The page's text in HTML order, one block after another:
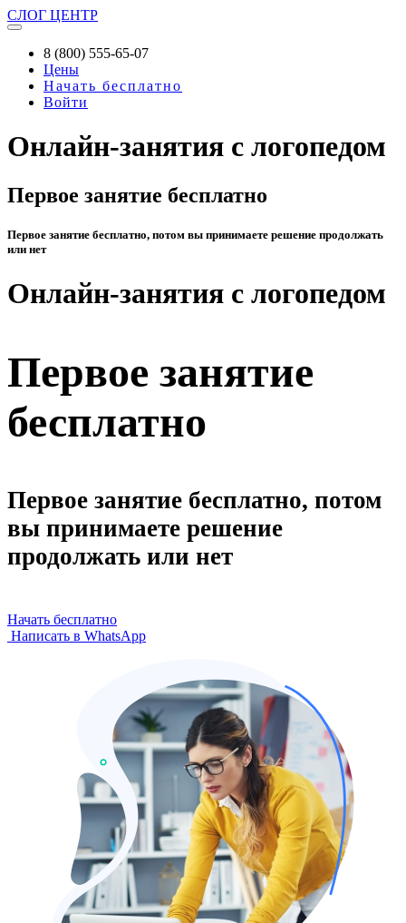
СЛОГ ЦЕНТР
8 (800) 555-65-07
Цены
Начать бесплатно
Войти
Онлайн-занятия с логопедом
Первое занятие бесплатно
Первое занятие бесплатно, потом вы принимаете решение продолжать
или нет
Онлайн-занятия с логопедом
Первое занятие
бесплатно
Первое занятие бесплатно, потом
вы принимаете решение
продолжать или нет
Начать бесплатно
Написать в WhatsApp